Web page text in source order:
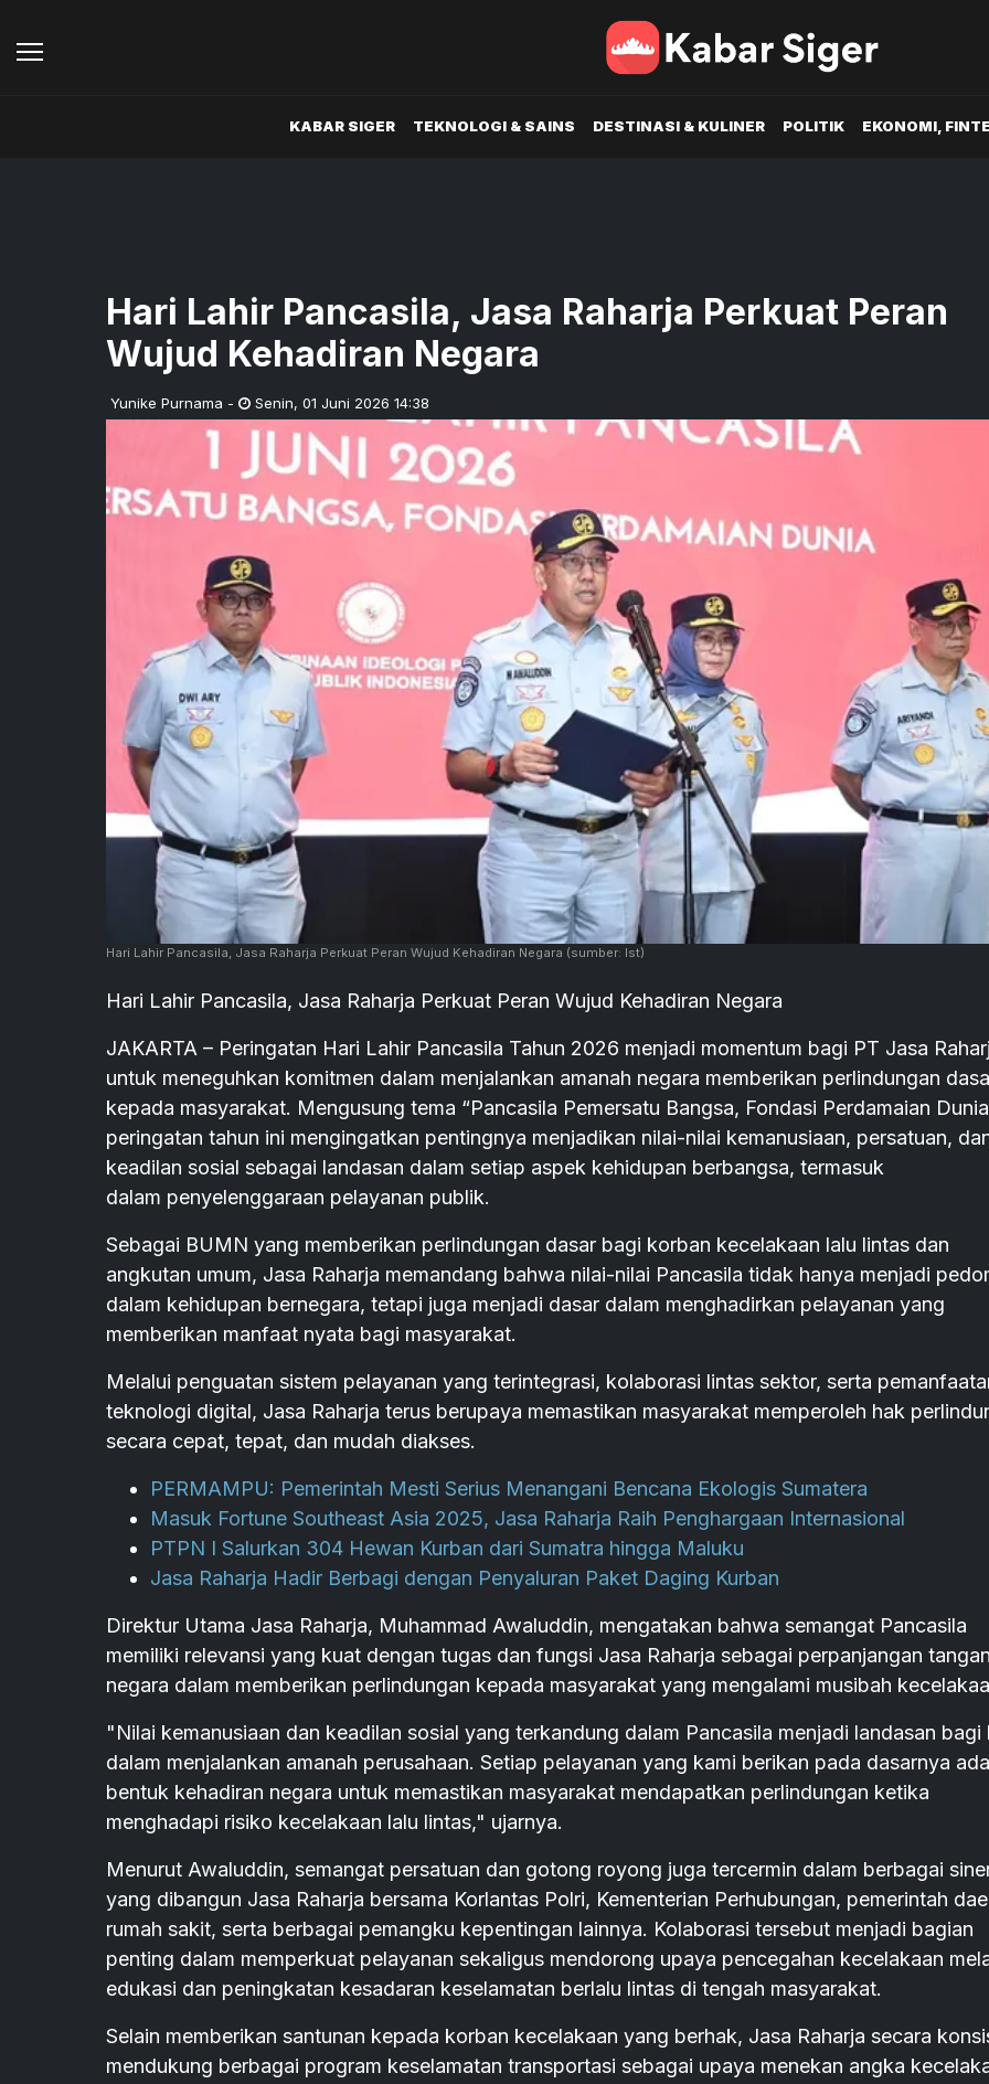
KABAR SIGER TEKNOLOGI & SAINS DESTINASI & KULINER POLITIK EKONOMI,
Hari Lahir Pancasila, Jasa Raharja Perkuat Peran
Wujud Kehadiran Negara
Yunike Purnama - Senin, 01 Juni 2026 14:38
Hari Lahir Pancasila, Jasa Raharja Perkuat Peran Wujud Kehadiran Negara (sumber: Ist)
Hari Lahir Pancasila, Jasa Raharja Perkuat Peran Wujud Kehadiran Negara
JAKARTA – Peringatan Hari Lahir Pancasila Tahun 2026 menjadi momentum bagi PT Jasa
untuk meneguhkan komitmen dalam menjalankan amanah negara memberikan perlindungan
kepada masyarakat. Mengusung tema “Pancasila Pemersatu Bangsa, Fondasi Perdamaian
peringatan tahun ini mengingatkan pentingnya menjadikan nilai-nilai kemanusiaan, persatuan,
keadilan sosial sebagai landasan dalam setiap aspek kehidupan berbangsa, termasuk
dalam penyelenggaraan pelayanan publik.
Sebagai BUMN yang memberikan perlindungan dasar bagi korban kecelakaan lalu lintas dan
angkutan umum, Jasa Raharja memandang bahwa nilai-nilai Pancasila tidak hanya menjadi
dalam kehidupan bernegara, tetapi juga menjadi dasar dalam menghadirkan pelayanan yang
memberikan manfaat nyata bagi masyarakat.
Melalui penguatan sistem pelayanan yang terintegrasi, kolaborasi lintas sektor, serta
teknologi digital, Jasa Raharja terus berupaya memastikan masyarakat memperoleh hak
secara cepat, tepat, dan mudah diakses.
PERMAMPU: Pemerintah Mesti Serius Menangani Bencana Ekologis Sumatera
Masuk Fortune Southeast Asia 2025, Jasa Raharja Raih Penghargaan Internasional
PTPN I Salurkan 304 Hewan Kurban dari Sumatra hingga Maluku
Jasa Raharja Hadir Berbagi dengan Penyaluran Paket Daging Kurban
Direktur Utama Jasa Raharja, Muhammad Awaluddin, mengatakan bahwa semangat Pancasila
memiliki relevansi yang kuat dengan tugas dan fungsi Jasa Raharja sebagai perpanjangan tangan
negara dalam memberikan perlindungan kepada masyarakat yang mengalami musibah
"Nilai kemanusiaan dan keadilan sosial yang terkandung dalam Pancasila menjadi landasan bagi
dalam menjalankan amanah perusahaan. Setiap pelayanan yang kami berikan pada dasarnya
bentuk kehadiran negara untuk memastikan masyarakat mendapatkan perlindungan ketika
menghadapi risiko kecelakaan lalu lintas," ujarnya.
Menurut Awaluddin, semangat persatuan dan gotong royong juga tercermin dalam berbagai
yang dibangun Jasa Raharja bersama Korlantas Polri, Kementerian Perhubungan, pemerintah
rumah sakit, serta berbagai pemangku kepentingan lainnya. Kolaborasi tersebut menjadi bagian
penting dalam memperkuat pelayanan sekaligus mendorong upaya pencegahan kecelakaan
edukasi dan peningkatan kesadaran keselamatan berlalu lintas di tengah masyarakat.
Selain memberikan santunan kepada korban kecelakaan yang berhak, Jasa Raharja secara
mendukung berbagai program keselamatan transportasi sebagai upaya menekan angka